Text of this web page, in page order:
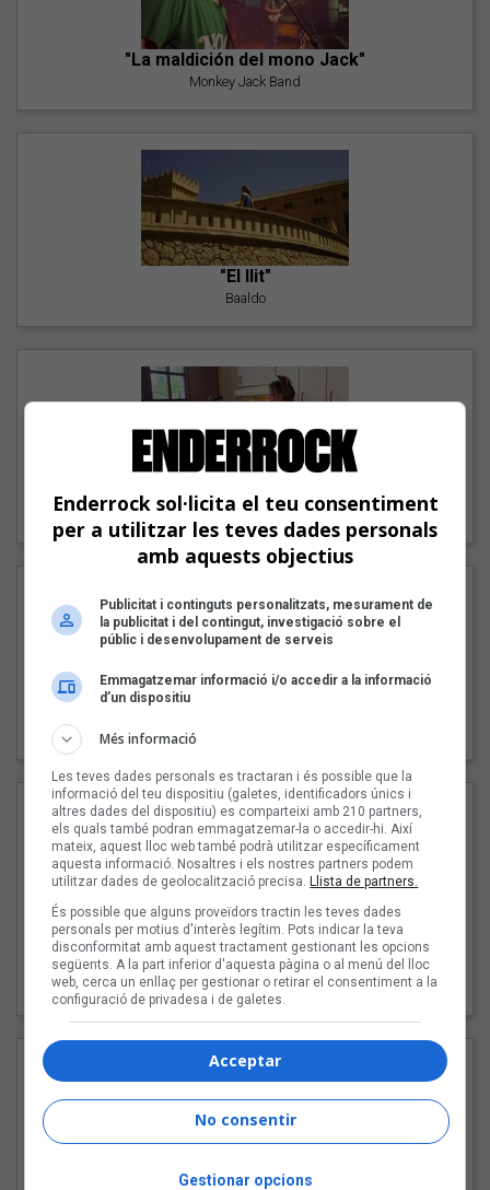
"La maldición del mono Jack"
Monkey Jack Band
"El llit"
Baaldo
"Lo bueno y lo malo"
Carmen y María
Pep Álvarez amb Joan Muntaner (Xanguito)
"Les cabres"
94 Rules amb Compte
Enderrock sol·licita el teu consentiment
per a utilitzar les teves dades personals
amb aquests objectius
Publicitat i continguts personalitzats, mesurament de
la publicitat i del contingut, investigació sobre el
públic i desenvolupament de serveis
Emmagatzemar informació i/o accedir a la informació
d’un dispositiu
Més informació
Les teves dades personals es tractaran i és possible que la
informació del teu dispositiu (galetes, identificadors únics i
altres dades del dispositiu) es comparteixi amb 210 partners,
els quals també podran emmagatzemar-la o accedir-hi. Així
mateix, aquest lloc web també podrà utilitzar específicament
aquesta informació. Nosaltres i els nostres partners podem
utilitzar dades de geolocalització precisa. Llista de partners.
És possible que alguns proveïdors tractin les teves dades
personals per motius d'interès legítim. Pots indicar la teva
disconformitat amb aquest tractament gestionant les opcions
següents. A la part inferior d'aquesta pàgina o al menú del lloc
web, cerca un enllaç per gestionar o retirar el consentiment a la
configuració de privadesa i de galetes.
Acceptar
No consentir
Gestionar opcions